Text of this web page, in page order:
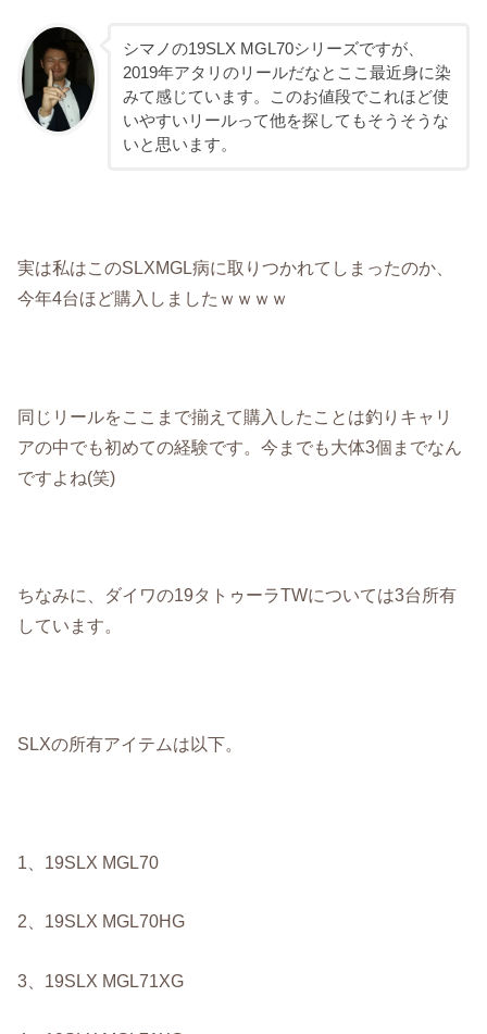
シマノの19SLX MGL70シリーズですが、
2019年アタリのリールだなとここ最近身に染
みて感じています。このお値段でこれほど使
いやすいリールって他を探してもそうそうな
いと思います。
実は私はこのSLXMGL病に取りつかれてしまったのか、
今年4台ほど購入しましたｗｗｗｗ
同じリールをここまで揃えて購入したことは釣りキャリ
アの中でも初めての経験です。今までも大体3個までなん
ですよね(笑)
ちなみに、ダイワの19タトゥーラTWについては3台所有
しています。
SLXの所有アイテムは以下。
1、19SLX MGL70
2、19SLX MGL70HG
3、19SLX MGL71XG